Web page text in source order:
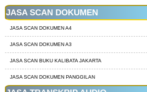
JASA SCAN DOKUMEN
JASA SCAN DOKUMEN A4
JASA SCAN DOKUMEN A3
JASA SCAN BUKU KALIBATA JAKARTA
JASA SCAN DOKUMEN PANGGILAN